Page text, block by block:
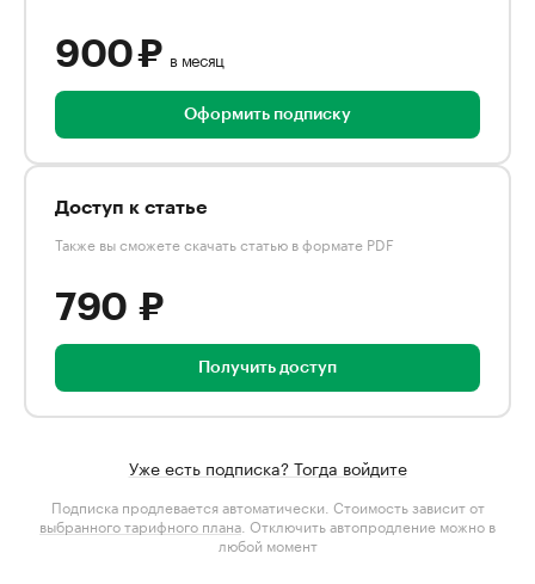
900 ₽ в месяц
Оформить подписку
Доступ к статье
Также вы сможете скачать статью в формате PDF
790 ₽
Получить доступ
Уже есть подписка? Тогда войдите
Подписка продлевается автоматически. Стоимость зависит от
выбранного тарифного плана . Отключить автопродление можно в
любой момент